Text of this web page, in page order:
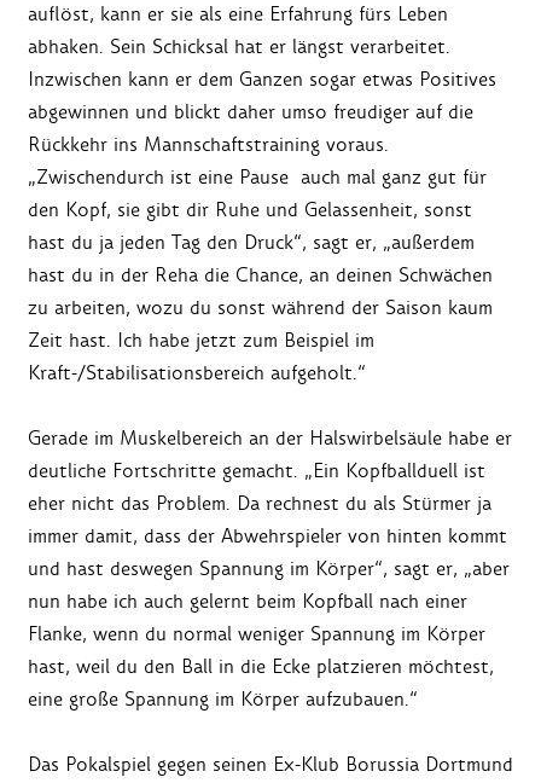
auflöst, kann er sie als eine Erfahrung fürs Leben
abhaken. Sein Schicksal hat er längst verarbeitet.
Inzwischen kann er dem Ganzen sogar etwas Positives
abgewinnen und blickt daher umso freudiger auf die
Rückkehr ins Mannschaftstraining voraus.
„Zwischendurch ist eine Pause auch mal ganz gut für
den Kopf, sie gibt dir Ruhe und Gelassenheit, sonst
hast du ja jeden Tag den Druck“, sagt er, „außerdem
hast du in der Reha die Chance, an deinen Schwächen
zu arbeiten, wozu du sonst während der Saison kaum
Zeit hast. Ich habe jetzt zum Beispiel im
Kraft-/Stabilisationsbereich aufgeholt.“
Gerade im Muskelbereich an der Halswirbelsäule habe er
deutliche Fortschritte gemacht. „Ein Kopfballduell ist
eher nicht das Problem. Da rechnest du als Stürmer ja
immer damit, dass der Abwehrspieler von hinten kommt
und hast deswegen Spannung im Körper“, sagt er, „aber
nun habe ich auch gelernt beim Kopfball nach einer
Flanke, wenn du normal weniger Spannung im Körper
hast, weil du den Ball in die Ecke platzieren möchtest,
eine große Spannung im Körper aufzubauen.“
Das Pokalspiel gegen seinen Ex-Klub Borussia Dortmund